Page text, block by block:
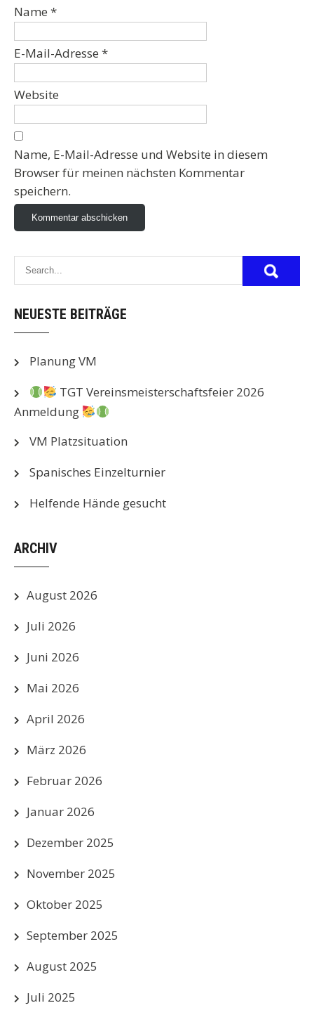
Name *
E-Mail-Adresse *
Website
Name, E-Mail-Adresse und Website in diesem
Browser für meinen nächsten Kommentar
speichern.
NEUESTE BEITRÄGE
Planung VM
TGT Vereinsmeisterschaftsfeier 2026
Anmeldung
VM Platzsituation
Spanisches Einzelturnier
Helfende Hände gesucht
ARCHIV
August 2026
Juli 2026
Juni 2026
Mai 2026
April 2026
März 2026
Februar 2026
Januar 2026
Dezember 2025
November 2025
Oktober 2025
September 2025
August 2025
Juli 2025